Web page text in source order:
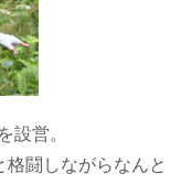
設営。
闘しながらなんと